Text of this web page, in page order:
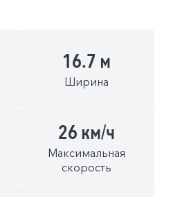
на теплоходе «Виссарион
Поволжья, Дона, Чёрного моря,
Сибири. В своих рецептах
повара используют свежие
класса «Водоход»:
маршрутов различной
2 до 26 дней по всей
16.7 м
Ширина
26 км/ч
Максимальная
скорость